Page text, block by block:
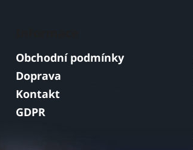
Obchodní podmínky
Doprava
Kontakt
GDPR